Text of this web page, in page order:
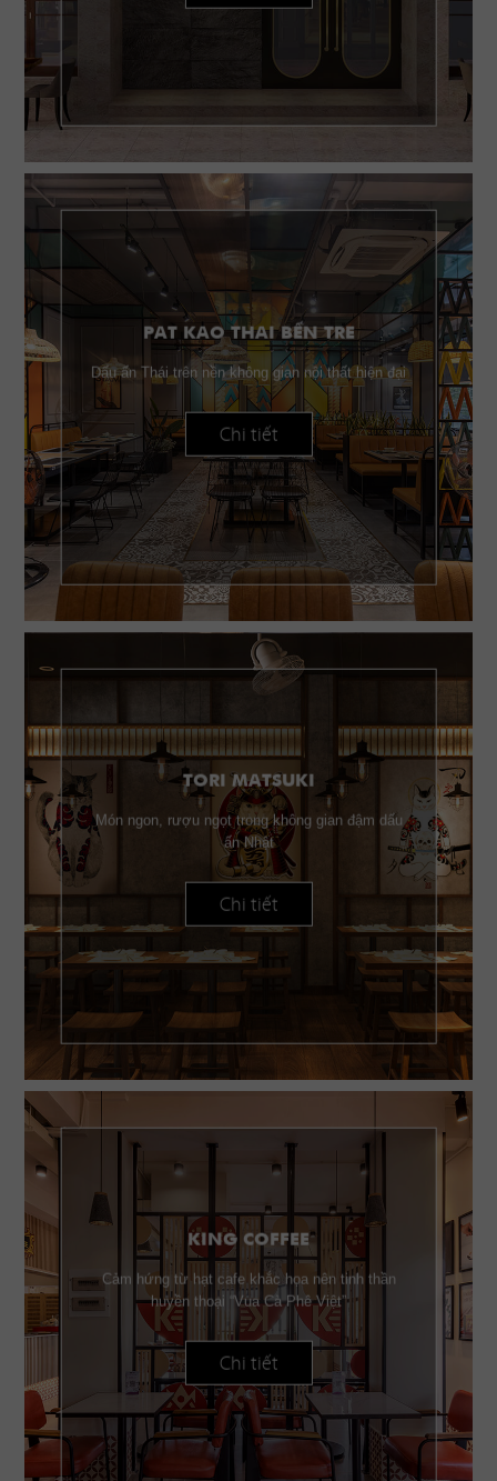
PAT KAO THAI BẾN TRE
Dấu ấn Thái trên nền không gian nội thất hiện đại
Chi tiết
TORI MATSUKI
Món ngon, rượu ngọt trong không gian đậm dấu
ấn Nhật
Chi tiết
KING COFFEE
Cảm hứng từ hạt cafe khắc họa nên tinh thần
huyền thoại “Vua Cà Phê Việt”
Chi tiết